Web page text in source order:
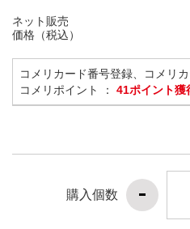
ネット販売
価格（税込）
コメリカード番号登録、コメリ
コメリポイント ： 41ポイント獲
購入個数